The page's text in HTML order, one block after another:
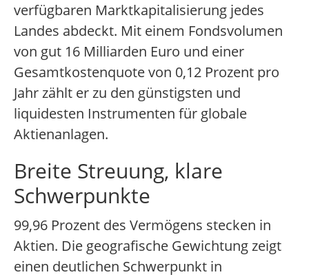
verfügbaren Marktkapitalisierung jedes
Landes abdeckt. Mit einem Fondsvolumen
von gut 16 Milliarden Euro und einer
Gesamtkostenquote von 0,12 Prozent pro
Jahr zählt er zu den günstigsten und
liquidesten Instrumenten für globale
Aktienanlagen.
Breite Streuung, klare
Schwerpunkte
99,96 Prozent des Vermögens stecken in
Aktien. Die geografische Gewichtung zeigt
einen deutlichen Schwerpunkt in